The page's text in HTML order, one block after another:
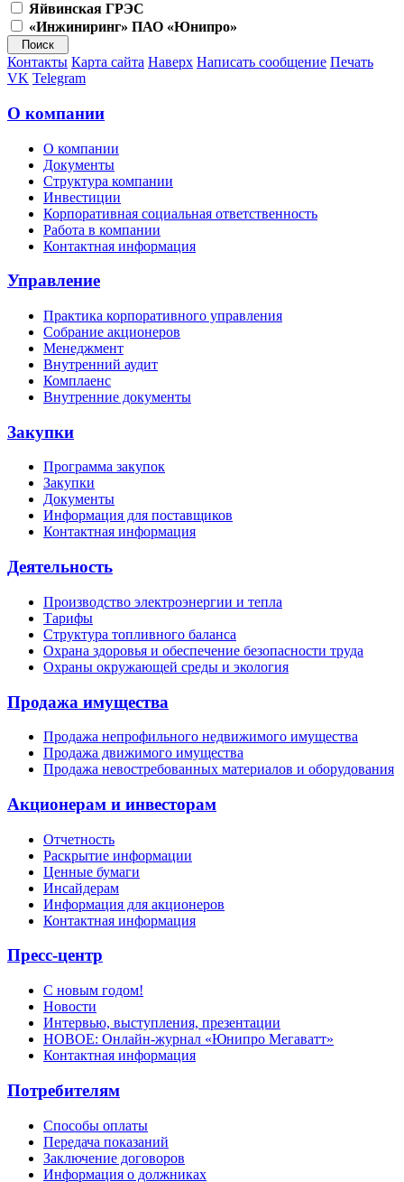
Яйвинская ГРЭС
«Инжиниринг» ПАО «Юнипро»
Контакты Карта сайта Наверх Написать сообщение Печать
VK Telegram
О компании
О компании
Документы
Структура компании
Инвестиции
Корпоративная социальная ответственность
Работа в компании
Контактная информация
Управление
Практика корпоративного управления
Собрание акционеров
Менеджмент
Внутренний аудит
Комплаенс
Внутренние документы
Закупки
Программа закупок
Закупки
Документы
Информация для поставщиков
Контактная информация
Деятельность
Производство электроэнергии и тепла
Тарифы
Структура топливного баланса
Охрана здоровья и обеспечение безопасности труда
Охраны окружающей среды и экология
Продажа имущества
Продажа непрофильного недвижимого имущества
Продажа движимого имущества
Продажа невостребованных материалов и оборудования
Акционерам и инвесторам
Отчетность
Раскрытие информации
Ценные бумаги
Инсайдерам
Информация для акционеров
Контактная информация
Пресс-центр
С новым годом!
Новости
Интервью, выступления, презентации
НОВОЕ: Онлайн-журнал «Юнипро Мегаватт»
Контактная информация
Потребителям
Способы оплаты
Передача показаний
Заключение договоров
Информация о должниках